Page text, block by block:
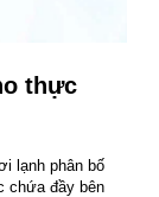
thực
lạnh phân bố
chứa đầy bên